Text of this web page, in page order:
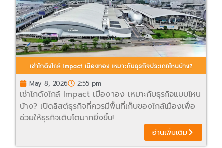
May 8, 2026 2:55 pm
เช่าโกดังใกล้ Impact เมืองทอง เหมาะกับธุรกิจแบบไหน
บ้าง? เปิดลิสต์ธุรกิจที่ควรมีพื้นที่เก็บของใกล้เมืองเพื่อ
ช่วยให้ธุรกิจเติบโตมากยิ่งขึ้น!
อ่านเพิ่มเติม